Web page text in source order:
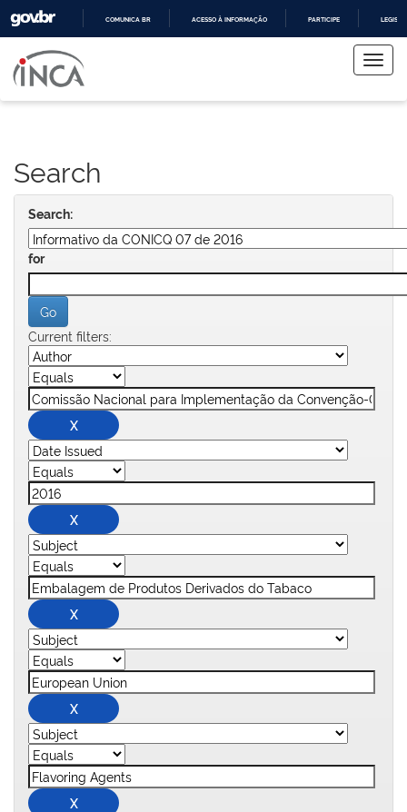
COMUNICA BR ACESSO À INFORMAÇÃO PARTICIPE
navigation
Search
Search:
for
Current filters: